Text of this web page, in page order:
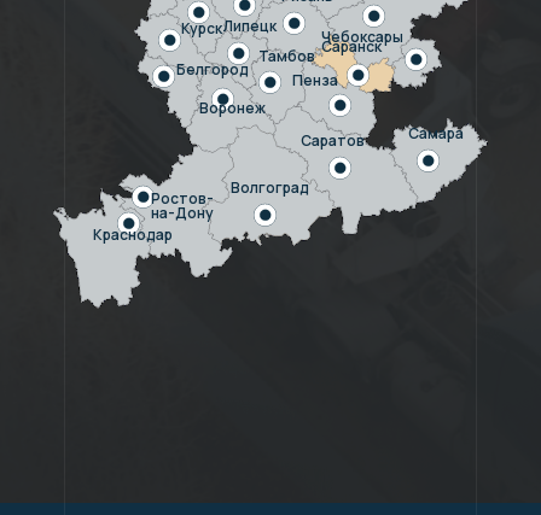
Тамбов
Пенза
Саратов
Чебоксары
Самара
КурскЛипецк
Ростов-
на-Дону
Белгород
Краснодар
Воронеж
Волгоград
Саранск
260 современных машин, не старше 2018 года, обеспечивают
безопасную и своевременную перевозку и доставку
материалов, сельхозпродукции и других грузов.